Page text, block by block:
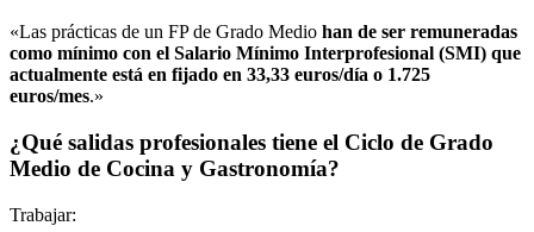
«Las prácticas de un FP de Grado Medio han de ser remuneradas
como mínimo con el Salario Mínimo Interprofesional (SMI) que
actualmente está en fijado en 33,33 euros/día o 1.725
euros/mes.»
¿Qué salidas profesionales tiene el Ciclo de Grado
Medio de Cocina y Gastronomía?
Trabajar: